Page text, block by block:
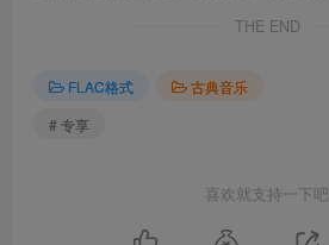
THE END
FLAC格式
古典音乐
# 专享
喜欢就支持一下吧